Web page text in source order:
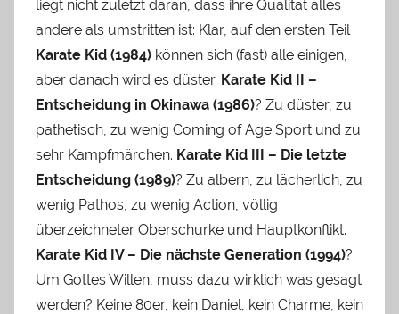
liegt nicht zuletzt daran, dass ihre Qualität alles
andere als umstritten ist: Klar, auf den ersten Teil
Karate Kid (1984) können sich (fast) alle einigen,
aber danach wird es düster. Karate Kid II –
Entscheidung in Okinawa (1986)? Zu düster, zu
pathetisch, zu wenig Coming of Age Sport und zu
sehr Kampfmärchen. Karate Kid III – Die letzte
Entscheidung (1989)? Zu albern, zu lächerlich, zu
wenig Pathos, zu wenig Action, völlig
überzeichneter Oberschurke und Hauptkonflikt.
Karate Kid IV – Die nächste Generation (1994)?
Um Gottes Willen, muss dazu wirklich was gesagt
werden? Keine 80er, kein Daniel, kein Charme, kein